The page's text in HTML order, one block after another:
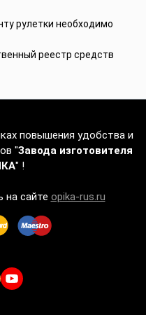
рулетки необходимо
реестр средств
повышения удобства и
"Завода изготовителя
" !
на сайте opika-rus.ru